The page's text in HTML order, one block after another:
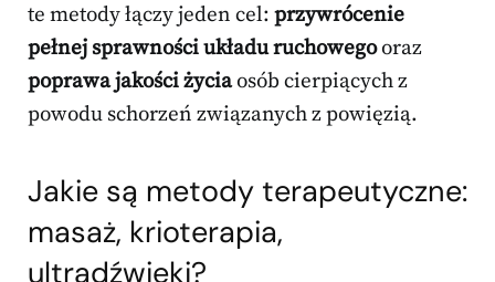
te metody łączy jeden cel: przywrócenie
pełnej sprawności układu ruchowegooraz
poprawa jakości życiaosób cierpiących z
powodu schorzeń związanych z powięzią.
Jakie są metody terapeutyczne:
masaż, krioterapia,
ultradźwięki?